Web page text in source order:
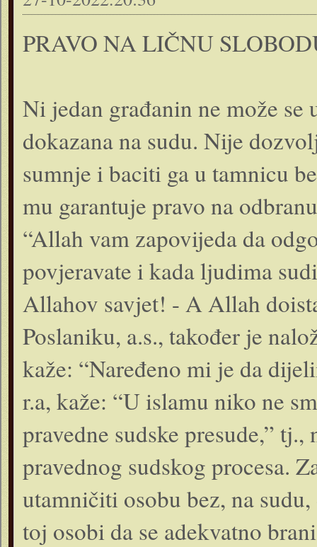
PRAVO NA LIČNU
Ni jedan građanin ne može
dokazana na sudu. Nije
sumnje i baciti ga u tamnicu
mu garantuje pravo na
“Allah vam zapovijeda da
povjeravate i kada ljudima
Allahov savjet! - A Allah
Poslaniku, a.s., također je
kaže: “Naređeno mi je da
r.a, kaže: “U islamu niko ne
pravedne sudske presude,”
pravednog sudskog procesa.
utamničiti osobu bez, na
toj osobi da se adekvatno